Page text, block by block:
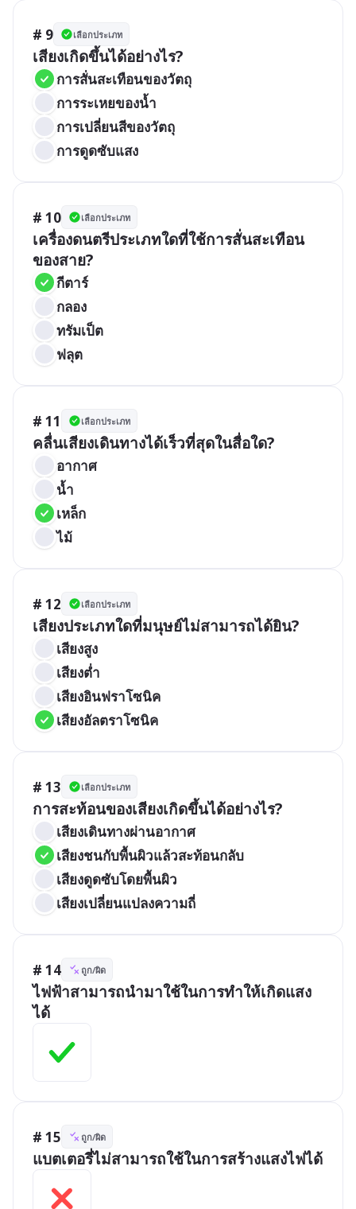
# 9 เลือกประเภท
เสียงเกิดขึ้นได้อย่างไร?
การสั่นสะเทือนของวัตถุ
การระเหยของน้ำ
การเปลี่ยนสีของวัตถุ
การดูดซับแสง
# 10 เลือกประเภท
เครื่องดนตรีประเภทใดที่ใช้การสั่นสะเทือน
ของสาย?
กีตาร์
กลอง
ทรัมเป็ต
ฟลุต
# 11 เลือกประเภท
คลื่นเสียงเดินทางได้เร็วที่สุดในสื่อใด?
อากาศ
น้ำ
เหล็ก
ไม้
# 12 เลือกประเภท
เสียงประเภทใดที่มนุษย์ไม่สามารถได้ยิน?
เสียงสูง
เสียงต่ำ
เสียงอินฟราโซนิค
เสียงอัลตราโซนิค
# 13 เลือกประเภท
การสะท้อนของเสียงเกิดขึ้นได้อย่างไร?
เสียงเดินทางผ่านอากาศ
เสียงชนกับพื้นผิวแล้วสะท้อนกลับ
เสียงดูดซับโดยพื้นผิว
เสียงเปลี่ยนแปลงความถี่
# 14 ถูก/ผิด
ไฟฟ้าสามารถนำมาใช้ในการทำให้เกิดแสง
ได้
# 15 ถูก/ผิด
แบตเตอรี่ไม่สามารถใช้ในการสร้างแสงไฟได้